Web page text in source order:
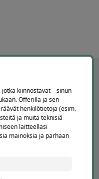
kiinnostavat – sinun
Offerilla ja sen
henkilötietoja (esim.
ja muita teknisiä
laitteellasi
mainoksia ja parhaan